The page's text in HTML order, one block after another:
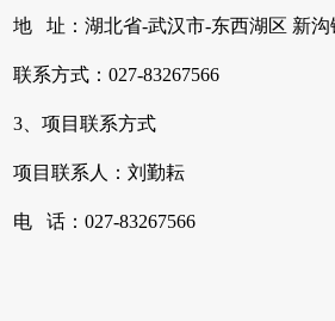
地 址：湖北省-武汉市-东西湖区 新沟
联系方式：027-83267566
3、项目联系方式
项目联系人：刘勤耘
电 话：027-83267566